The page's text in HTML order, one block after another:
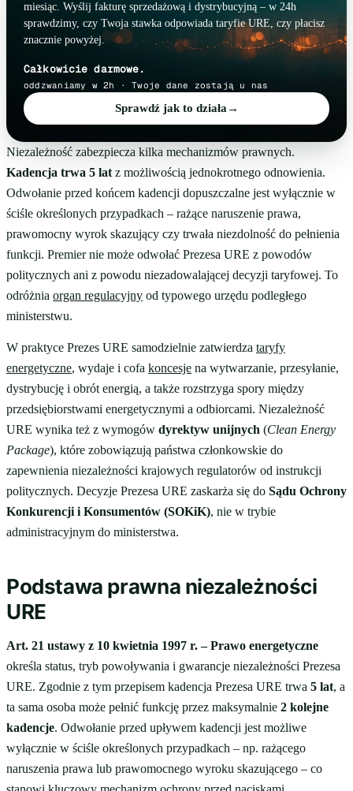
miesiąc. Wyślij fakturę sprzedażową i dystrybucyjną – w 24h
sprawdzimy, czy Twoja stawka odpowiada taryfie URE, czy płacisz
znacznie powyżej.
Sprawdź jak to działa →
Całkowicie darmowe.
oddzwaniamy w 2h · Twoje dane zostają u nas
Niezależność zabezpiecza kilka mechanizmów prawnych.
Kadencja trwa 5 lat z możliwością jednokrotnego odnowienia.
Odwołanie przed końcem kadencji dopuszczalne jest wyłącznie w
ściśle określonych przypadkach – rażące naruszenie prawa,
prawomocny wyrok skazujący czy trwała niezdolność do pełnienia
funkcji. Premier nie może odwołać Prezesa URE z powodów
politycznych ani z powodu niezadowalającej decyzji taryfowej. To
odróżnia organ regulacyjny od typowego urzędu podległego
ministerstwu.
W praktyce Prezes URE samodzielnie zatwierdza taryfy
energetyczne, wydaje i cofa koncesje na wytwarzanie, przesyłanie,
dystrybucję i obrót energią, a także rozstrzyga spory między
przedsiębiorstwami energetycznymi a odbiorcami. Niezależność
URE wynika też z wymogów dyrektyw unijnych (Clean Energy
Package), które zobowiązują państwa członkowskie do
zapewnienia niezależności krajowych regulatorów od instrukcji
politycznych. Decyzje Prezesa URE zaskarża się do Sądu Ochrony
Konkurencji i Konsumentów (SOKiK), nie w trybie
administracyjnym do ministerstwa.
Podstawa prawna niezależności
URE
Art. 21 ustawy z 10 kwietnia 1997 r. – Prawo energetyczne
określa status, tryb powoływania i gwarancje niezależności Prezesa
URE. Zgodnie z tym przepisem kadencja Prezesa URE trwa 5 lat, a
ta sama osoba może pełnić funkcję przez maksymalnie 2 kolejne
kadencje. Odwołanie przed upływem kadencji jest możliwe
wyłącznie w ściśle określonych przypadkach – np. rażącego
naruszenia prawa lub prawomocnego wyroku skazującego – co